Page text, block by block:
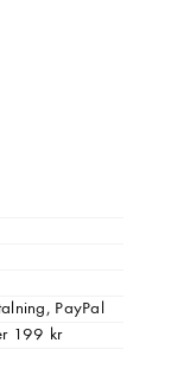
PayPal
199 kr